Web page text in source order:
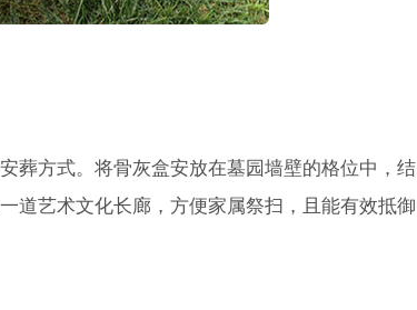
葬方式。将骨灰盒安放在墓园墙壁的格位中，结
道艺术文化长廊，方便家属祭扫，且能有效抵御